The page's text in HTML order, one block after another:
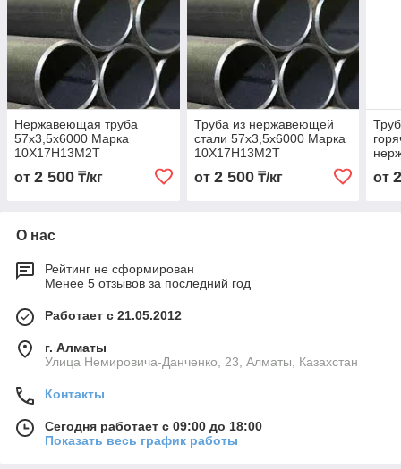
Нержавеющая труба
57х3,5х6000 Марка
10Х17Н13М2Т
от 2 500 ₸/кг
Труба из нержавеющей
стали 57х3,5х6000 Марка
10Х17Н13М2Т
от 2 500₸/кг от
О нас
Рейтинг не сформирован
Менее 5 отзывов за последний год
Работает с 21.05.2012
г. Алматы
Улица Немировича-Данченко, 23, Алматы, Казахстан
Контакты
Сегодня работает с 09:00 до 18:00
Показать весь график работы